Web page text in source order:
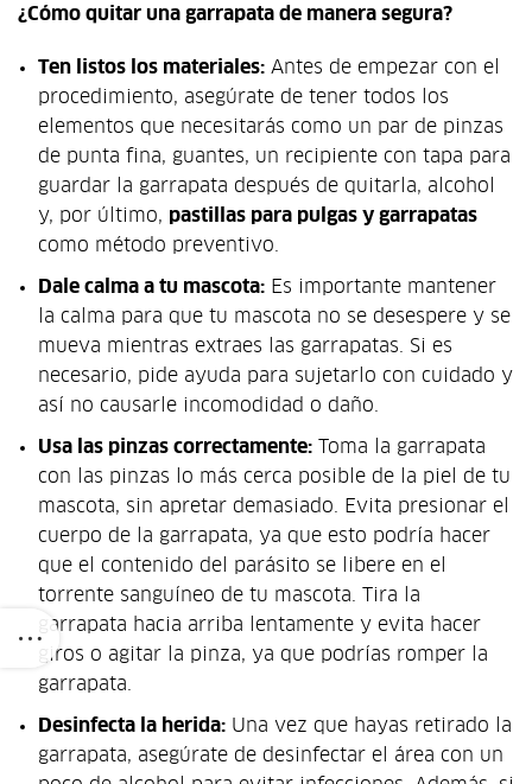
¿Cómo quitar una garrapata de manera segura?
Ten listos los materiales: Antes de empezar con el
procedimiento, asegúrate de tener todos los
elementos que necesitarás como un par de pinzas
de punta fina, guantes, un recipiente con tapa para
guardar la garrapata después de quitarla, alcohol
y, por último, pastillas para pulgas y garrapatas
como método preventivo.
Dale calma a tu mascota: Es importante mantener
la calma para que tu mascota no se desespere y se
mueva mientras extraes las garrapatas. Si es
necesario, pide ayuda para sujetarlo con cuidado y
así no causarle incomodidad o daño.
Usa las pinzas correctamente: Toma la garrapata
con las pinzas lo más cerca posible de la piel de tu
mascota, sin apretar demasiado. Evita presionar el
cuerpo de la garrapata, ya que esto podría hacer
que el contenido del parásito se libere en el
torrente sanguíneo de tu mascota. Tira la
garrapata hacia arriba lentamente y evita hacer
giros o agitar la pinza, ya que podrías romper la
garrapata.
Desinfecta la herida: Una vez que hayas retirado la
garrapata, asegúrate de desinfectar el área con un